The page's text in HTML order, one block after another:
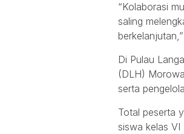
“Kolaborasi
saling
Di Pulau
(DLH)
serta
Total peserta
siswa kelas